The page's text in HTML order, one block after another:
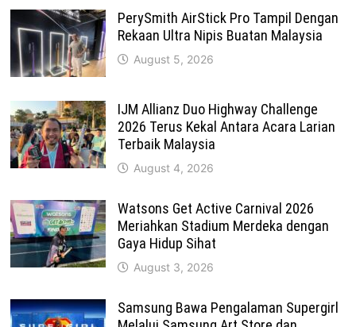
PerySmith AirStick Pro Tampil Dengan
Rekaan Ultra Nipis Buatan Malaysia
August 5, 2026
IJM Allianz Duo Highway Challenge
2026 Terus Kekal Antara Acara Larian
Terbaik Malaysia
August 4, 2026
Watsons Get Active Carnival 2026
Meriahkan Stadium Merdeka dengan
Gaya Hidup Sihat
August 3, 2026
Samsung Bawa Pengalaman Supergirl